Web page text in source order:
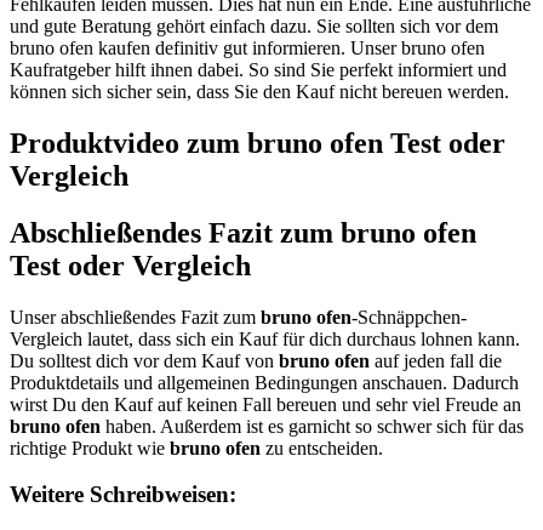
Fehlkäufen leiden müssen. Dies hat nun ein Ende. Eine ausführliche
und gute Beratung gehört einfach dazu. Sie sollten sich vor dem
bruno ofen kaufen definitiv gut informieren. Unser bruno ofen
Kaufratgeber hilft ihnen dabei. So sind Sie perfekt informiert und
können sich sicher sein, dass Sie den Kauf nicht bereuen werden.
Produktvideo zum bruno ofen Test oder
Vergleich
Abschließendes Fazit zum bruno ofen
Test oder Vergleich
Unser abschließendes Fazit zum bruno ofen-Schnäppchen-
Vergleich lautet, dass sich ein Kauf für dich durchaus lohnen kann.
Du solltest dich vor dem Kauf von bruno ofen auf jeden fall die
Produktdetails und allgemeinen Bedingungen anschauen. Dadurch
wirst Du den Kauf auf keinen Fall bereuen und sehr viel Freude an
bruno ofen haben. Außerdem ist es garnicht so schwer sich für das
richtige Produkt wie bruno ofen zu entscheiden.
Weitere Schreibweisen: